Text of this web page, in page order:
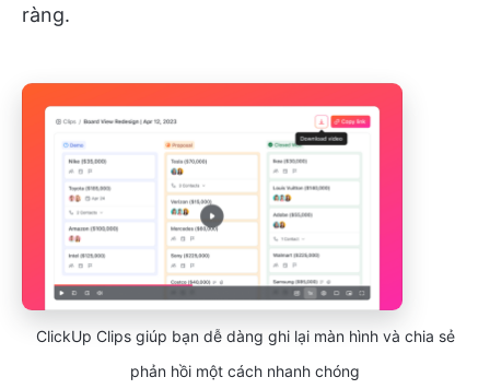
ràng.
ClickUp Clips giúp bạn dễ dàng ghi lại màn hình và chia sẻ
phản hồi một cách nhanh chóng